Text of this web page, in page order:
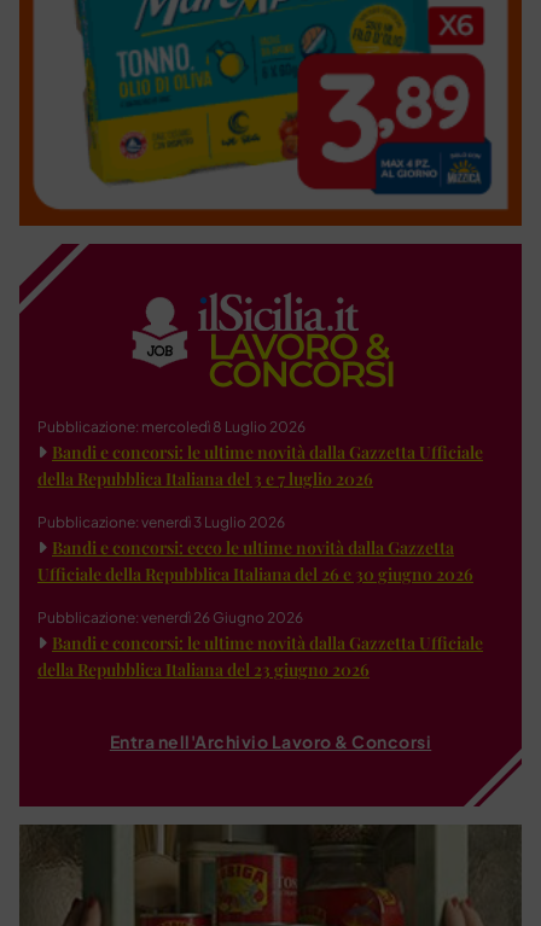
Pubblicazione: mercoledì 8 Luglio 2026
Bandi e concorsi: le ultime novità dalla Gazzetta Ufficiale
della Repubblica Italiana del 3 e 7 luglio 2026
Pubblicazione: venerdì 3 Luglio 2026
Bandi e concorsi: ecco le ultime novità dalla Gazzetta
Ufficiale della Repubblica Italiana del 26 e 30 giugno 2026
Pubblicazione: venerdì 26 Giugno 2026
Bandi e concorsi: le ultime novità dalla Gazzetta Ufficiale
della Repubblica Italiana del 23 giugno 2026
Entra nell'Archivio Lavoro & Concorsi